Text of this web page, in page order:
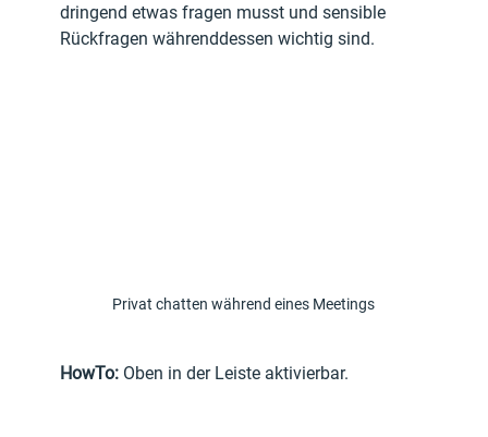
dringend etwas fragen musst und sensible
Rückfragen währenddessen wichtig sind.
Privat chatten während eines Meetings
HowTo: Oben in der Leiste aktivierbar.